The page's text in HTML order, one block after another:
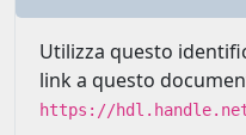
Utilizza questo
link a questo
https://